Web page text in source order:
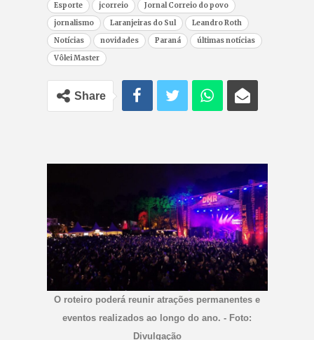
Esporte
jcorreio
Jornal Correio do povo
jornalismo
Laranjeiras do Sul
Leandro Roth
Notícias
novidades Paraná
últimas notícias
Vôlei Master
Share
O roteiro poderá reunir atrações permanentes e
eventos realizados ao longo do ano. - Foto:
Divulgação